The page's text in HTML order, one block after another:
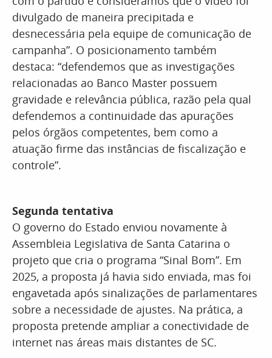
divulgado de maneira precipitada e
desnecessária pela equipe de comunicação de
campanha”. O posicionamento também
destaca: “defendemos que as investigações
relacionadas ao Banco Master possuem
gravidade e relevância pública, razão pela qual
defendemos a continuidade das apurações
pelos órgãos competentes, bem como a
atuação firme das instâncias de fiscalização e
controle”.
Segunda tentativa
O governo do Estado enviou novamente à
Assembleia Legislativa de Santa Catarina o
projeto que cria o programa “Sinal Bom”. Em
2025, a proposta já havia sido enviada, mas foi
engavetada após sinalizações de parlamentares
sobre a necessidade de ajustes. Na prática, a
proposta pretende ampliar a conectividade de
internet nas áreas mais distantes de SC.